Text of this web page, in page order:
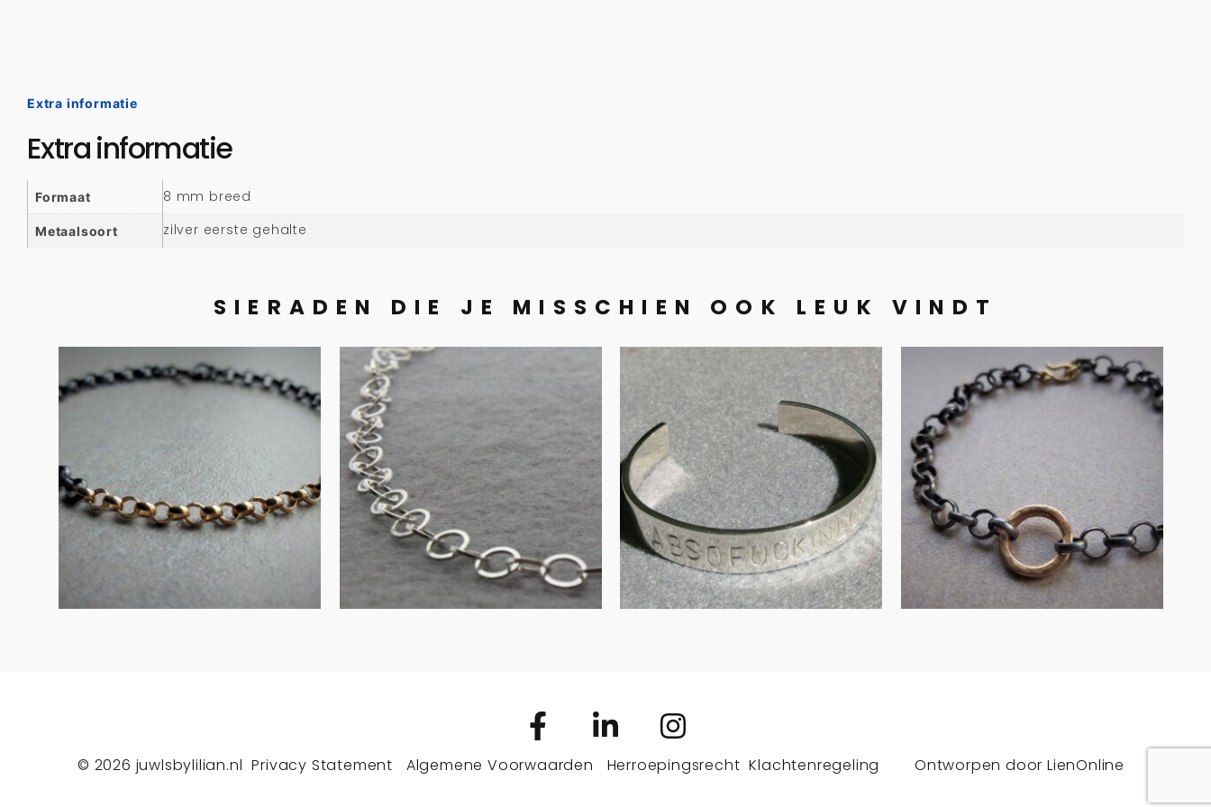
Extra informatie
Extra informatie
Formaat 8 mm breed
Metaalsoort zilver eerste gehalte
SIERADEN DIE JE MISSCHIEN OOK LEUK VINDT
Armband goud
met geoxideerd
zilver
€275.00
IN WINKELMAND
Collier en
armband zilver
€135.00
IN WINKELMAND
Heren armband
in zilver
€200.00
IN WINKELMAND
Armband
geoxideerd zilver
met geelgouden
ring
€290.00
IN WINKELMAND
© 2026 juwlsbylilian.nl Privacy Statement Algemene Voorwaarden Herroepingsrecht Klachtenregeling Ontworpen doorLienOnline